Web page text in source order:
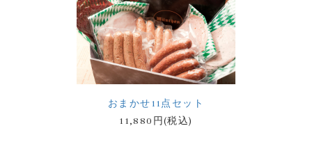
おまかせ11点セット
11,880円(税込)